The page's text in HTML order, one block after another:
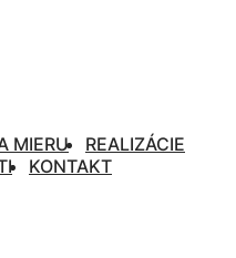
MIERU
REALIZÁCIE
KONTAKT